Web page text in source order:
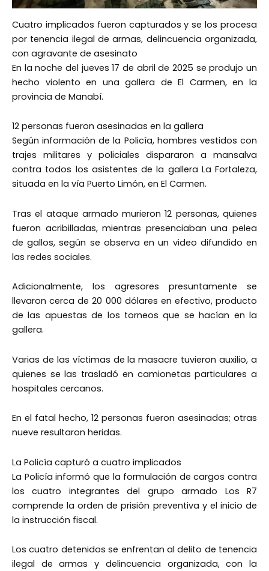
Cuatro implicados fueron capturados y se los procesa
por tenencia ilegal de armas, delincuencia organizada,
con agravante de asesinato
En la noche del jueves 17 de abril de 2025 se produjo un
hecho violento en una gallera de El Carmen, en la
provincia de Manabí.
12 personas fueron asesinadas en la gallera
Según información de la Policía, hombres vestidos con
trajes militares y policiales dispararon a mansalva
contra todos los asistentes de la gallera La Fortaleza,
situada en la vía Puerto Limón, en El Carmen.
Tras el ataque armado murieron 12 personas, quienes
fueron acribilladas, mientras presenciaban una pelea
de gallos, según se observa en un video difundido en
las redes sociales.
Adicionalmente, los agresores presuntamente se
llevaron cerca de 20 000 dólares en efectivo, producto
de las apuestas de los torneos que se hacían en la
gallera.
Varias de las víctimas de la masacre tuvieron auxilio, a
quienes se las trasladó en camionetas particulares a
hospitales cercanos.
En el fatal hecho, 12 personas fueron asesinadas; otras
nueve resultaron heridas.
La Policía capturó a cuatro implicados
La Policía informó que la formulación de cargos contra
los cuatro integrantes del grupo armado Los R7
comprende la orden de prisión preventiva y el inicio de
la instrucción fiscal.
Los cuatro detenidos se enfrentan al delito de tenencia
ilegal de armas y delincuencia organizada, con la